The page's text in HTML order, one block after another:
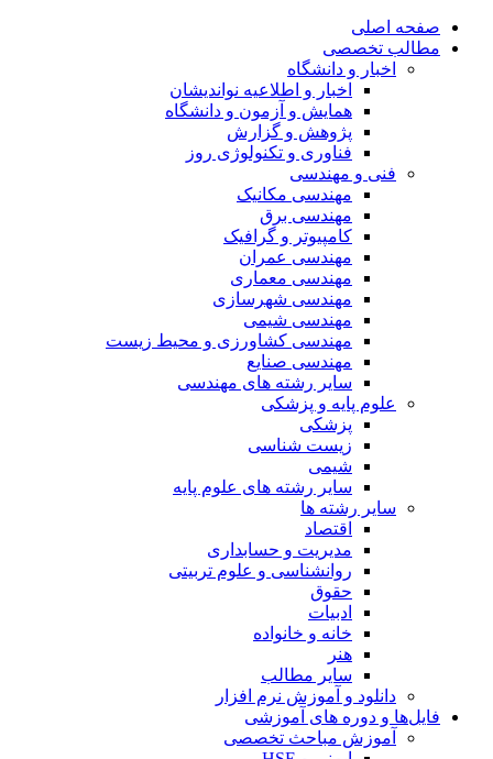
صفحه اصلی
مطالب تخصصی
اخبار و دانشگاه
اخبار و اطلاعیه نواندیشان
همایش و آزمون و دانشگاه
پژوهش و گزارش
فناوری و تکنولوژی روز
فنی و مهندسی
مهندسی مکانیک
مهندسی برق
کامپیوتر و گرافیک
مهندسی عمران
مهندسی معماری
مهندسی شهرسازی
مهندسی شیمی
مهندسی کشاورزی و محیط زیست
مهندسی صنایع
سایر رشته های مهندسی
علوم پایه و پزشکی
پزشکی
زیست شناسی
شیمی
سایر رشته های علوم پایه
سایر رشته ها
اقتصاد
مدیریت و حسابداری
روانشناسی و علوم تربیتی
حقوق
ادبیات
خانه و خانواده
هنر
سایر مطالب
دانلود و آموزش نرم افزار
فایل‌ها و دوره های آموزشی
آموزش مباحث تخصصی